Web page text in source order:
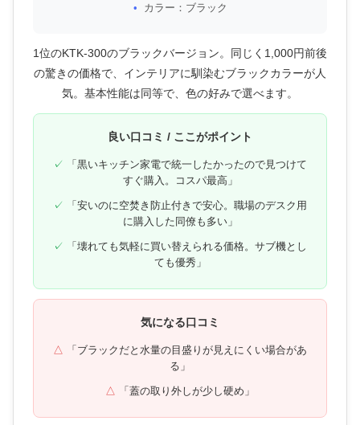
カラー：ブラック
1位のKTK-300のブラックバージョン。同じく1,000円前後
の驚きの価格で、インテリアに馴染むブラックカラーが人
気。基本性能は同等で、色の好みで選べます。
良い口コミ / ここがポイント
「黒いキッチン家電で統一したかったので見つけて
すぐ購入。コスパ最高」
「安いのに空焚き防止付きで安心。職場のデスク用
に購入した同僚も多い」
「壊れても気軽に買い替えられる価格。サブ機とし
ても優秀」
気になる口コミ
「ブラックだと水量の目盛りが見えにくい場合があ
る」
「蓋の取り外しが少し硬め」